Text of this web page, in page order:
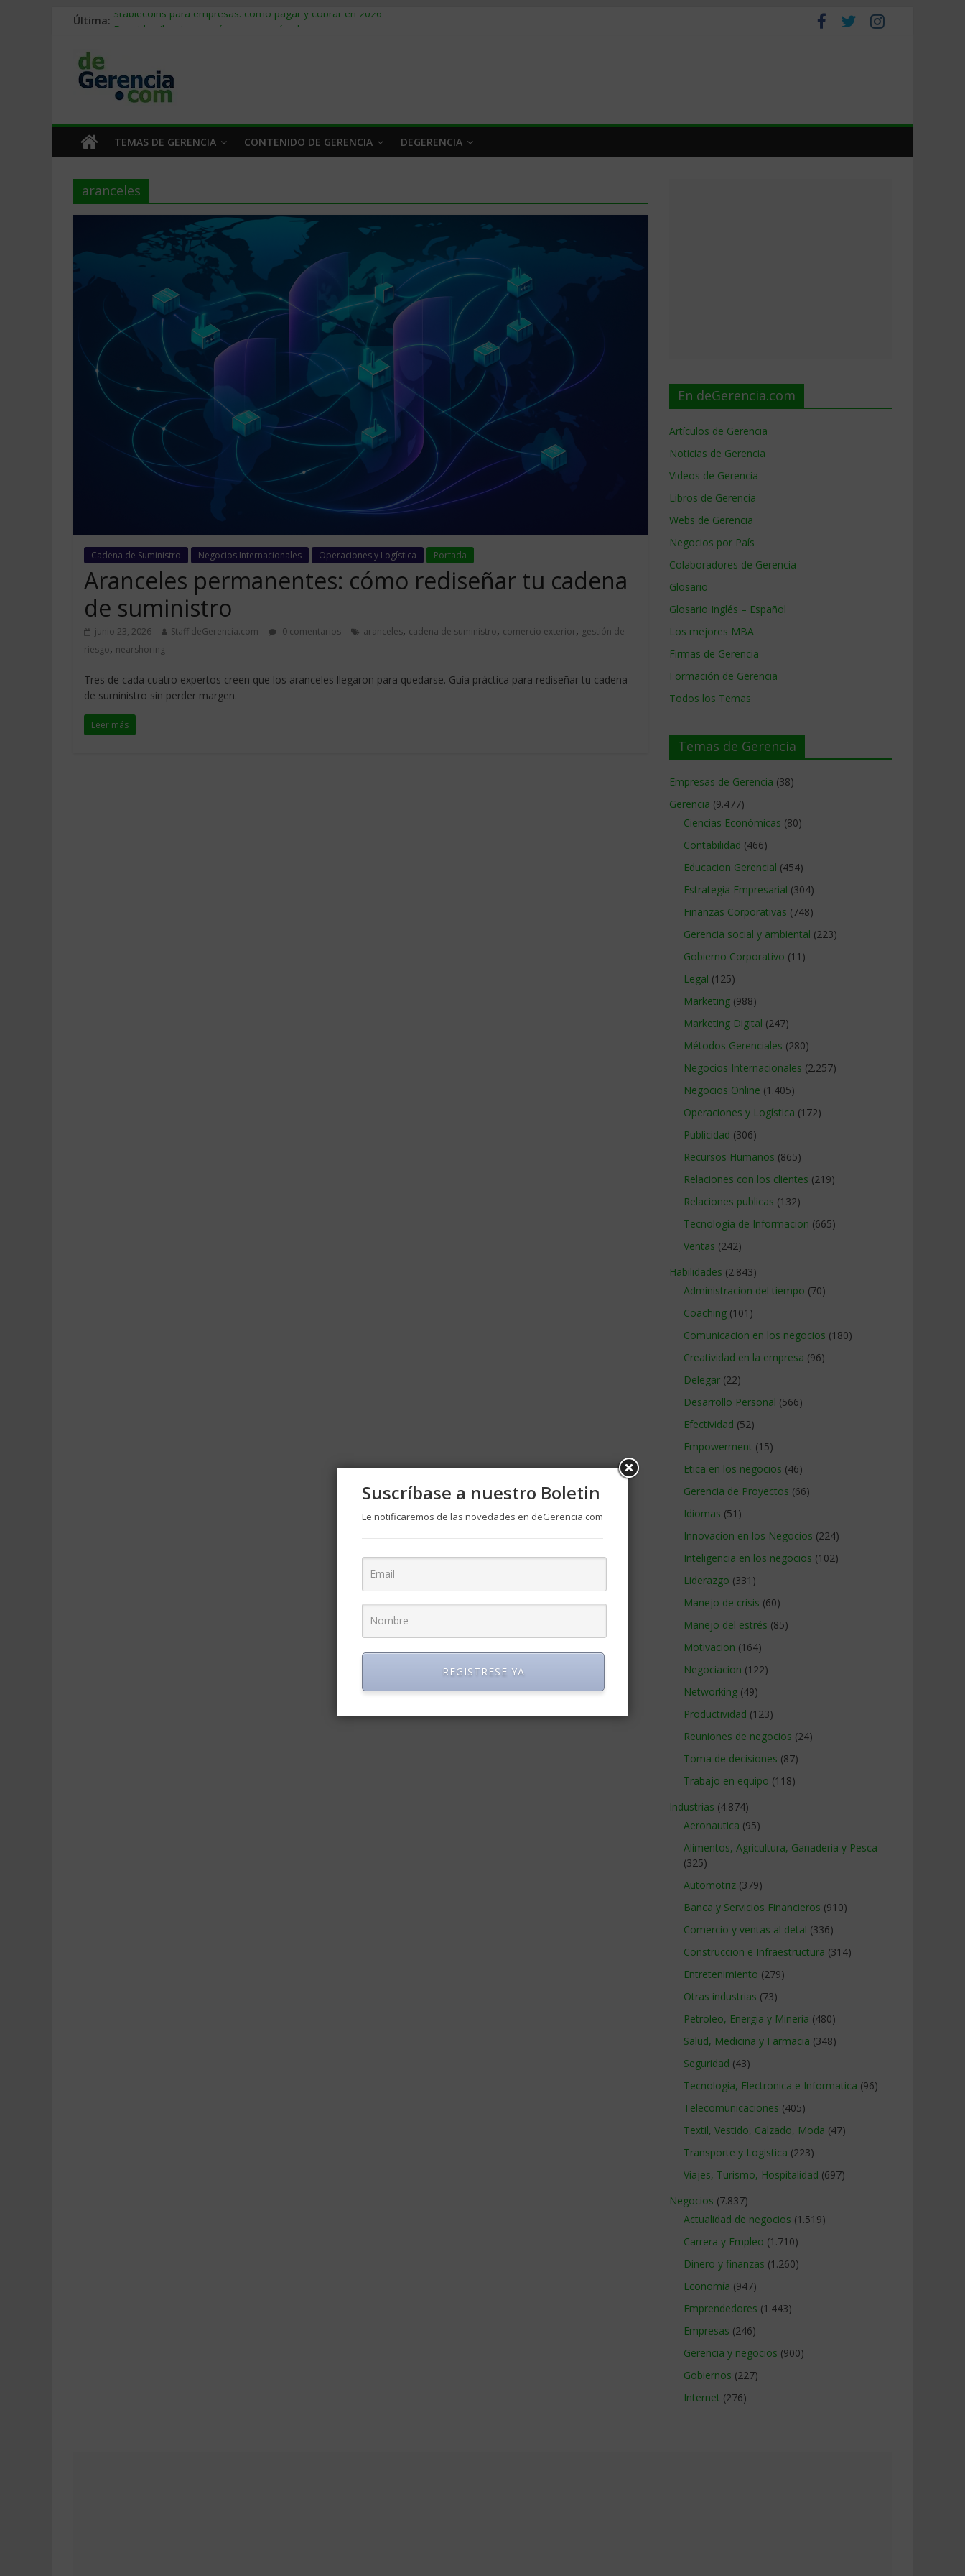
Última: Stablecoins para empresas: cómo pagar y cobrar en 2026
Trabajo forzoso en la cadena de suministro: qué hacer
Mercado hispano de EE. UU.: cómo segmentarlo y venderle
TEMAS DE GERENCIA CONTENIDO DE GERENCIA DEGERENCIA
aranceles
Cadena de Suministro Negocios Internacionales Operaciones y Logística Portada
Aranceles permanentes: cómo rediseñar tu cadena
de suministro
junio 23, 2026 Staff deGerencia.com 0 comentarios aranceles, cadena de suministro, comercio exterior, gestión de
riesgo, nearshoring
Tres de cada cuatro expertos creen que los aranceles llegaron para quedarse. Guía práctica para rediseñar tu cadena
de suministro sin perder margen.
Leer más
En deGerencia.com
Artículos de Gerencia
Noticias de Gerencia
Videos de Gerencia
Libros de Gerencia
Webs de Gerencia
Negocios por País
Colaboradores de Gerencia
Glosario
Glosario Inglés – Español
Los mejores MBA
Firmas de Gerencia
Formación de Gerencia
Todos los Temas
Temas de Gerencia
Empresas de Gerencia (38)
Gerencia (9.477)
Ciencias Económicas (80)
Contabilidad (466)
Educacion Gerencial (454)
Estrategia Empresarial (304)
Finanzas Corporativas (748)
Gerencia social y ambiental (223)
Gobierno Corporativo (11)
Legal (125)
Marketing (988)
Marketing Digital (247)
Métodos Gerenciales (280)
Negocios Internacionales (2.257)
Negocios Online (1.405)
Operaciones y Logística (172)
Publicidad (306)
Recursos Humanos (865)
Relaciones con los clientes (219)
Relaciones publicas (132)
Tecnologia de Informacion (665)
Ventas (242)
Habilidades (2.843)
Administracion del tiempo (70)
Coaching (101)
Comunicacion en los negocios (180)
Creatividad en la empresa (96)
Delegar (22)
Desarrollo Personal (566)
Efectividad (52)
Empowerment (15)
Etica en los negocios (46)
Gerencia de Proyectos (66)
Idiomas (51)
Innovacion en los Negocios (224)
Inteligencia en los negocios (102)
Liderazgo (331)
Manejo de crisis (60)
Manejo del estrés (85)
Motivacion (164)
Negociacion (122)
Networking (49)
Productividad (123)
Reuniones de negocios (24)
Toma de decisiones (87)
Trabajo en equipo (118)
Industrias (4.874)
Aeronautica (95)
Alimentos, Agricultura, Ganaderia y Pesca
(325)
Automotriz (379)
Banca y Servicios Financieros (910)
Comercio y ventas al detal (336)
Construccion e Infraestructura (314)
Entretenimiento (279)
Otras industrias (73)
Petroleo, Energia y Mineria (480)
Salud, Medicina y Farmacia (348)
Seguridad (43)
Tecnologia, Electronica e Informatica (96)
Telecomunicaciones (405)
Textil, Vestido, Calzado, Moda (47)
Transporte y Logistica (223)
Viajes, Turismo, Hospitalidad (697)
Negocios (7.837)
Actualidad de negocios (1.519)
Carrera y Empleo (1.710)
Dinero y finanzas (1.260)
Economía (947)
Emprendedores (1.443)
Empresas (246)
Gerencia y negocios (900)
Gobiernos (227)
Internet (276)
Suscríbase a nuestro Boletin
Le notificaremos de las novedades en deGerencia.com
REGISTRESE YA